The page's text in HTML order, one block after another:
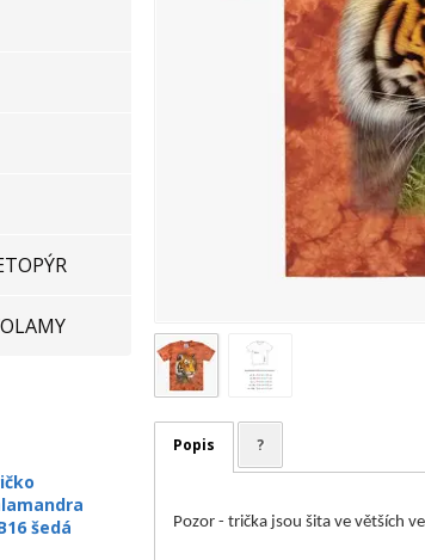
šedá
Popis ?
Pozor - trička jsou šita ve větších